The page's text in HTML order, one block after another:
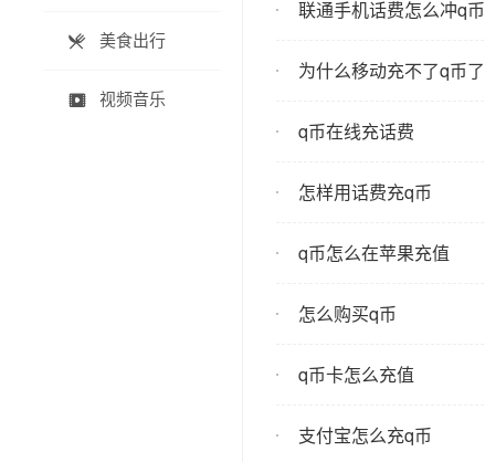
 美食出行
 视频音乐
联通手机话费怎么冲q币
为什么移动充不了q币了
q币在线充话费
怎样用话费充q币
q币怎么在苹果充值
怎么购买q币
q币卡怎么充值
支付宝怎么充q币